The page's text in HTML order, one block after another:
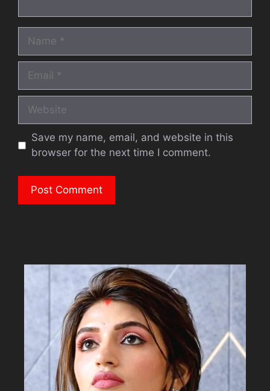
Save my name, email, and website in this
browser for the next time I comment.